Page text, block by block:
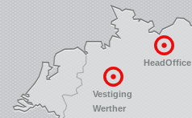
HeadOffice
Vestiging
Werther